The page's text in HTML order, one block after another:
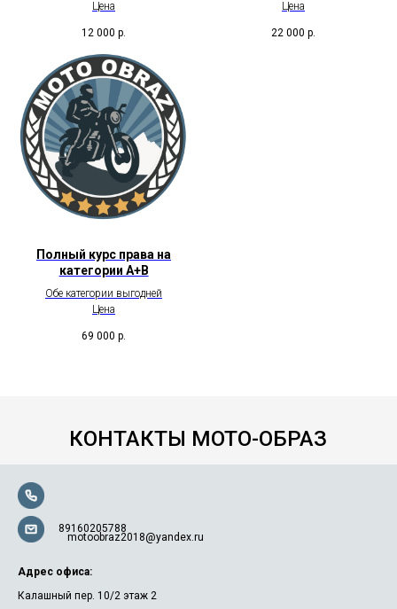
Цена
12 000 р.
Цена
22 000 р.
Полный курс права на
категории А+В
Обе категории выгодней
Цена
69 000 р.
Калашный пер. 10/2 этаж 2
Адрес офиса:
motoobraz2018@yandex.ru
89160205788
КОНТАКТЫ МОТО-ОБРАЗ